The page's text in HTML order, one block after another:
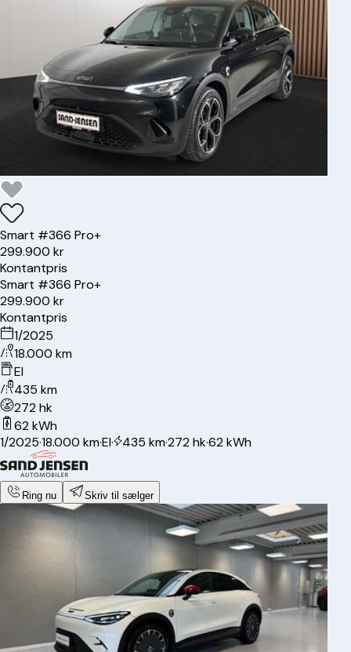
Smart #366 Pro+
299.900 kr
Kontantpris
Smart #366 Pro+
299.900 kr
Kontantpris
1/2025
18.000 km
El
435 km
272 hk
62 kWh
1/2025·18.000 km·El· 435 km·272 hk·62 kWh
Ring nu Skriv til sælger